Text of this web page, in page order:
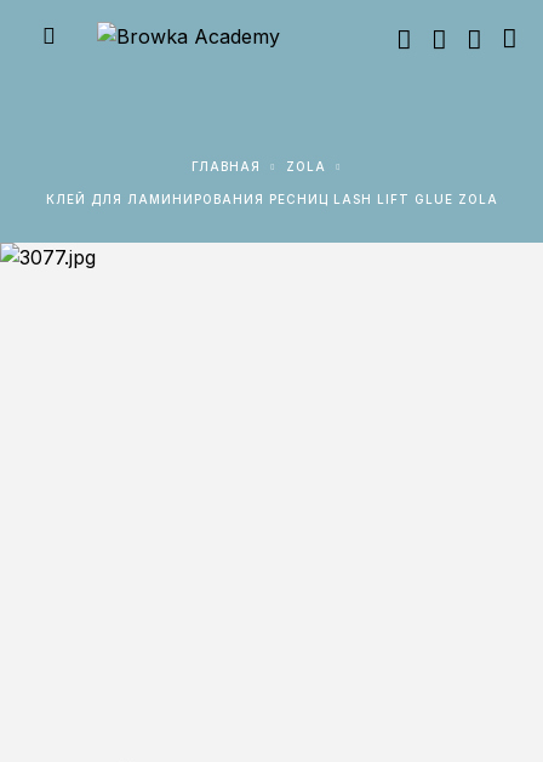
ГЛАВНАЯ ZOLA
КЛЕЙ ДЛЯ ЛАМИНИРОВАНИЯ РЕСНИЦ LASH LIFT GLUE ZOLA